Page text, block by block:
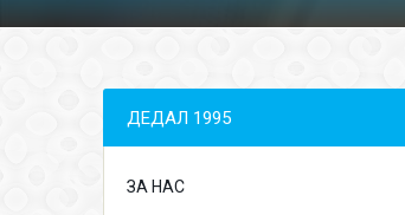
ДЕДАЛ 1995
ЗА НАС